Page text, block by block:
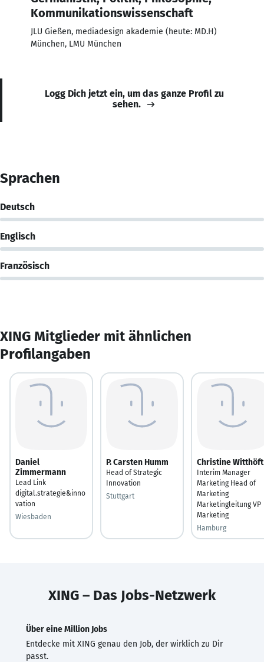
Kommunikationswissenschaft
JLU Gießen, mediadesign akademie (heute: MD.H)
München, LMU München
Logg Dich jetzt ein, um das ganze Profil zu
sehen.
Sprachen
Deutsch
Englisch
Französisch
XING Mitglieder mit ähnlichen
Profilangaben
Daniel
Zimmermann
Lead Link
digital.strategie&inno
vation
Wiesbaden
P. Carsten Humm
Head of Strategic
Innovation
Stuttgart
Christine Witthöft
Interim Manager
Marketing Head of
Marketing
Marketingleitung VP
Marketing
Hamburg
XING – Das Jobs-Netzwerk
Über eine Million Jobs
Entdecke mit XING genau den Job, der wirklich zu Dir
passt.